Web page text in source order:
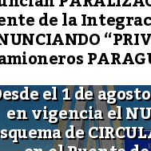
de la
el 1 de
en vigencia el
de